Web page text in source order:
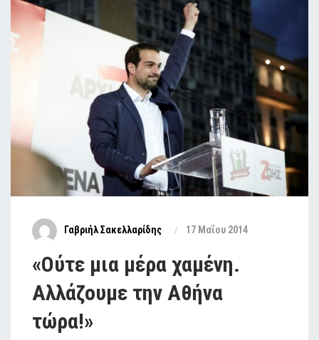
Γαβριήλ Σακελλαρίδης 17 Μαΐου 2014
«Ούτε μια μέρα χαμένη.
Αλλάζουμε την Αθήνα
τώρα!»